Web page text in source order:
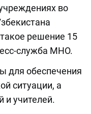
во
решение 15
служба МНО.
для обеспечения
ситуации, а
и учителей.